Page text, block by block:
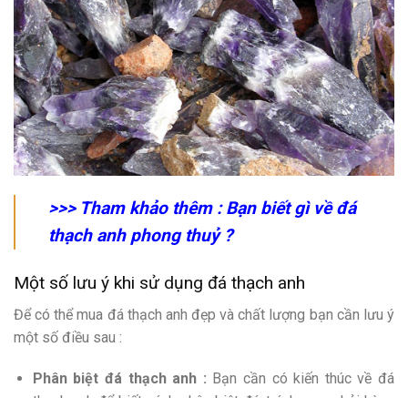
>>> Tham khảo thêm :Bạn biết gì về đá
thạch anh phong thuỷ?
Một số lưu ý khi sử dụng đá thạch anh
Để có thể mua đá thạch anh đẹp và chất lượng bạn cần lưu ý
một số điều sau :
Phân biệt đá thạch anh : Bạn cần có kiến thúc về đá